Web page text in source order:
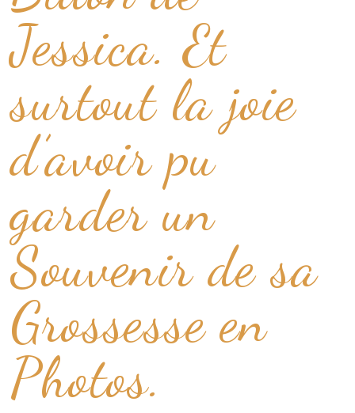
Jessica. Et
surtout la joie
d’avoir pu
garder un
Souvenir de sa
Grossesse en
Photos.